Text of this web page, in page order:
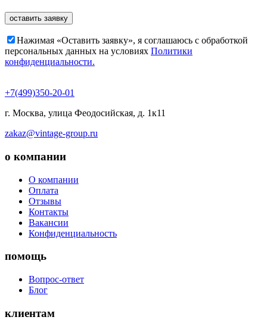
Нажимая «Оставить заявку», я соглашаюсь c обработкой
персональных данных на условиях Политики
конфиденциальности.
+7(499)350-20-01
г. Москва, ​улица Феодосийская, д. 1к11
zakaz@vintage-group.ru
о компании
О компании
Оплата
Отзывы
Контакты
Вакансии
Конфиденциальность
помощь
Вопрос-ответ
Блог
клиентам